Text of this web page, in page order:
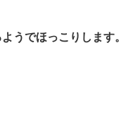
うでほっこりします。